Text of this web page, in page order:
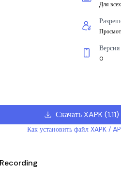
Для всех
0
Скачать XAPK(1.11)
Как установить файл XAPK /